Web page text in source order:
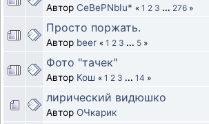
Автор CeBePNbIu* « 1 2 3 ... 276 »
Просто поржать.
Автор beer « 1 2 3 ... 5 »
Фото "тачек"
Автор Кош « 1 2 3 ... 14 »
лирический видюшко
Автор ОЧкарик